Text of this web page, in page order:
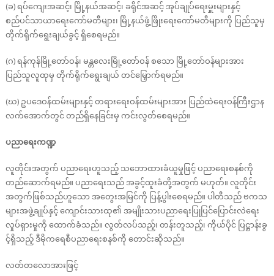
(ခ) ရပ်ကျေးအဆင့်၊ မြို့နယ်အဆင့်၊ ခရိုင်အဆင့် အုပ်ချုပ်ရေးမှူးများနှင့်
စည်ပင်သာယာရေးကော်မတီများ၊ မြို့နယ်ဖွံ့ဖြိုးရေးကော်မတီများကို ပြည်သူမှ
တိုက်ရိုက်ရွေးချယ်ခွင့် ရှိစေရမည်။
(ဂ) ရန်ကုန်မြို့တော်ဝန်၊ မန္တလေးမြို့တော်ဝန် စသော မြို့တော်ဝန်များအား
ပြည်သူလူထုမှ တိုက်ရိုက်ရွေးချယ် တင်မြှောက်ရမည်။
(ဃ) ဥပဒေဝန်ထမ်းများနှင့် တရားရေးဝန်ထမ်းများအား ပြည်ထဲရေးဝန်ကြီးဌာန
လက်အောက်တွင် တည်ရှိနေခြင်းမှ ကင်းလွတ်စေရမည်။
ပညာရေးကဏ္ဍ
လူတိုင်းအတွက် ပညာရေးဟူသည့် သဘောထားခံယူမှုဖြင့် ပညာရေးစနစ်ကို
တည်ဆောက်ရမည်။ ပညာရေးသည် အခွင့်ထူးခံတို့အတွက် မဟုတ်။ လူတိုင်း
အတွက်ဖြစ်သည်ဟူသော အတွေးအမြင်ကို ပြန့်ပွါးစေရမည်။ ပါတီသည် ဗကသ
များအဖွဲ့ချုပ်နှင့် ကျောင်းသားထု၏ အမျိုးသားပညာရေးပြုပြင်ပြောင်းလဲရေး
လှုပ်ရှားမှုကို ထောက်ခံသည်။ လွတ်လပ်သည့်၊ တန်းတူသည့်၊ ကိုယ်ပိုင် ပြဋ္ဌာန်းခွ
င့်ရှိသည့် ဒီမိုကရေစီပညာရေးစနစ်ကို တောင်းဆိုသည်။
လတ်တလောအားဖြင့်